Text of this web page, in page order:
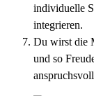
individuelle
integrieren.
Du wirst die
und so